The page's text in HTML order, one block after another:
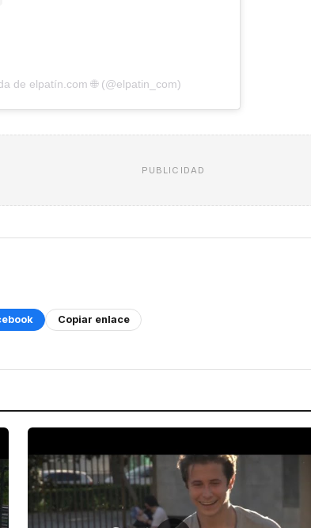
de elpatín.com 🌐 (@elpatin_com)
PUBLICIDAD
Copiar enlace